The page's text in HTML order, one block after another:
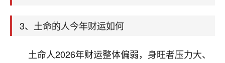
3、土命的人今年财运如何
土命人2026年财运整体偏弱，身旺者压力大、
卦，认识老师3年了，都是缘分啊！
17分钟前 来自湖北 19